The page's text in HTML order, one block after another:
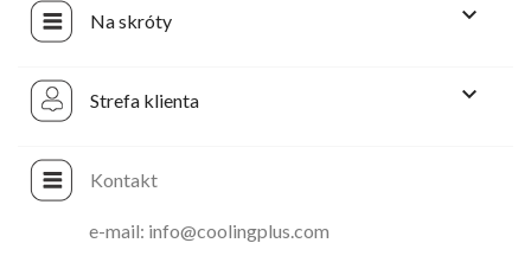
Na skróty 
Strefa klienta 
Kontakt
e-mail: info@coolingplus.com